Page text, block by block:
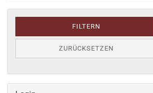
FILTERN
ZURÜCKSETZEN